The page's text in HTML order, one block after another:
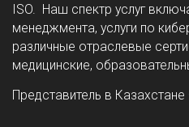
ISO. Наш спектр услуг
менеджмента, услуги по
различные отраслевые
медицинские,
Представитель в